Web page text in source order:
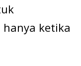
ketika